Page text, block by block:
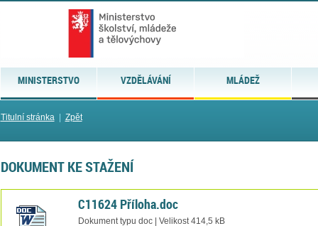
MINISTERSTVO VZDĚLÁVÁNÍ MLÁDEŽ
Titulní stránka| Zpět
DOKUMENT KE STAŽENÍ
C11624 Příloha.doc
Dokument typu doc | Velikost 414,5 kB